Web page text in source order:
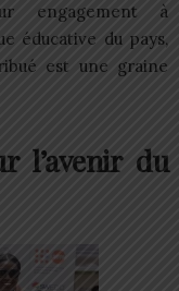
engagement à
éducative du pays,
est une graine
l’avenir du